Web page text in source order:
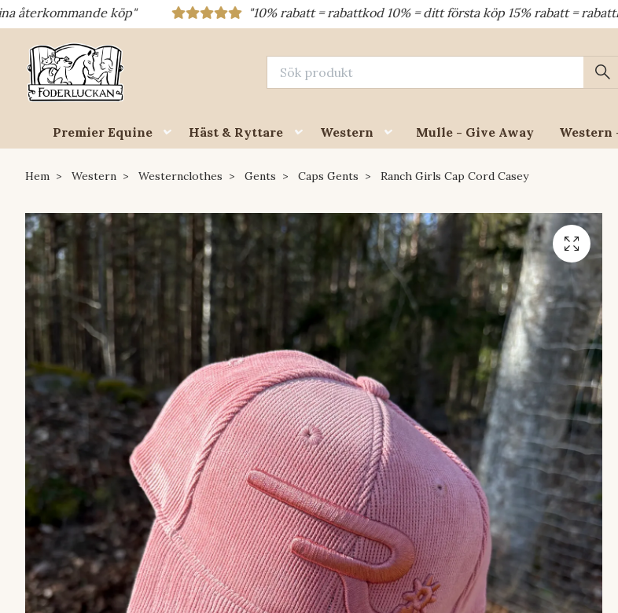
köp" "10% rabatt = rabattkod 10% = ditt första köp 15% rabatt = rabattkod 15% =
Premier Equine Häst & Ryttare Western Mulle - Give Away Western
Hem Western Westernclothes Gents Caps Gents Ranch Girls Cap Cord Casey